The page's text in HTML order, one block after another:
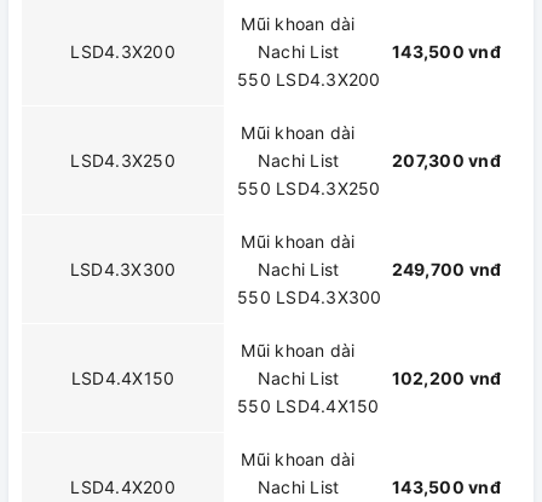
LSD4.3X200
Mũi khoan dài
Nachi List
550 LSD4.3X200
143,500 vnđ
LSD4.3X250
Mũi khoan dài
Nachi List
550 LSD4.3X250
207,300 vnđ
LSD4.3X300
Mũi khoan dài
Nachi List
550 LSD4.3X300
249,700 vnđ
LSD4.4X150
Mũi khoan dài
Nachi List
550 LSD4.4X150
102,200 vnđ
LSD4.4X200
Mũi khoan dài
Nachi List
143,500 vnđ